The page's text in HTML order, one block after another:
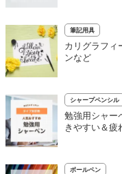
筆記用具
カリグラフィ
ンなど
シャープペンシル
勉強用シャー
きやすい＆疲
ボールペン